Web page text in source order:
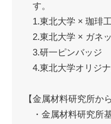
す。
1.東北大学 × 珈琲
2.東北大学 × ガネ
3.研一ピンバッジ
4.東北大学オリジナ
【金属材料研究所か
・金属材料研究所